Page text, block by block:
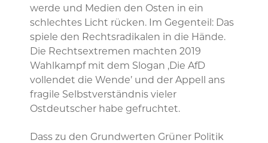
werde und Medien den Osten in ein
schlechtes Licht rücken. Im Gegenteil: Das
spiele den Rechtsradikalen in die Hände.
Die Rechtsextremen machten 2019
Wahlkampf mit dem Slogan ,Die AfD
vollendet die Wende’ und der Appell ans
fragile Selbstverständnis vieler
Ostdeutscher habe gefruchtet.
Dass zu den Grundwerten Grüner Politik